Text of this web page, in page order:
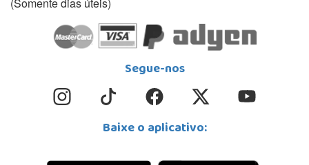
Segue-nos
Baixe o aplicativo: